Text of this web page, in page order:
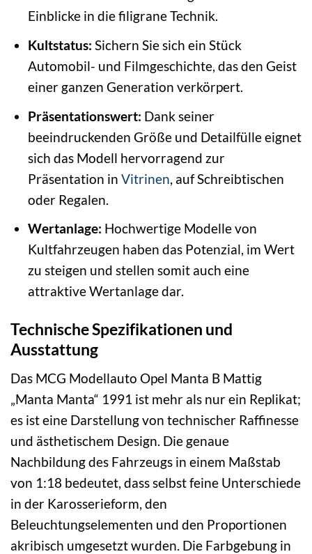
Einblicke in die filigrane Technik.
Kultstatus: Sichern Sie sich ein Stück
Automobil- und Filmgeschichte, das den Geist
einer ganzen Generation verkörpert.
Präsentationswert: Dank seiner
beeindruckenden Größe und Detailfülle eignet
sich das Modell hervorragend zur
Präsentation in Vitrinen , auf Schreibtischen
oder Regalen.
Wertanlage: Hochwertige Modelle von
Kultfahrzeugen haben das Potenzial, im Wert
zu steigen und stellen somit auch eine
attraktive Wertanlage dar.
Technische Spezifikationen und
Ausstattung
Das MCG Modellauto Opel Manta B Mattig
„Manta Manta“ 1991 ist mehr als nur ein Replikat;
es ist eine Darstellung von technischer Raffinesse
und ästhetischem Design. Die genaue
Nachbildung des Fahrzeugs in einem Maßstab
von 1:18 bedeutet, dass selbst feine Unterschiede
in der Karosserieform, den
Beleuchtungselementen und den Proportionen
akribisch umgesetzt wurden. Die Farbgebung in